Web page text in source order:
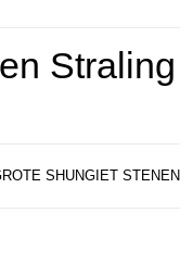
SHUNGIET STENEN